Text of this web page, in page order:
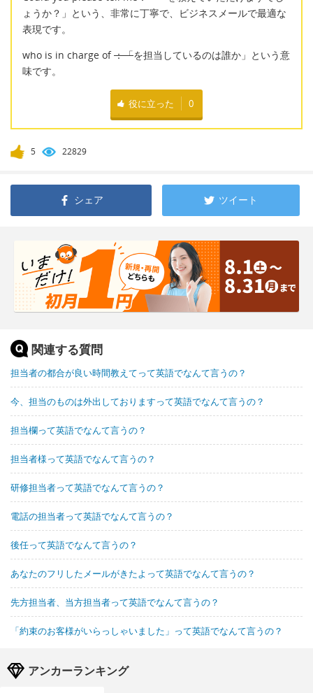
ょうか？」という、非常に丁寧で、ビジネスメールで最適な
表現です。
who is in charge of：「を担当しているのは誰か」という意
味です。
役に立った 0
5 22829
シェア ツイート
関連する質問
担当者の都合が良い時間教えてって英語でなんて言うの？
今、担当のものは外出しておりますって英語でなんて言うの？
担当欄って英語でなんて言うの？
担当者様って英語でなんて言うの？
研修担当者って英語でなんて言うの？
電話の担当者って英語でなんて言うの？
後任って英語でなんて言うの？
あなたのフリしたメールがきたよって英語でなんて言うの？
先方担当者、当方担当者って英語でなんて言うの？
「約束のお客様がいらっしゃいました」って英語でなんて言うの？
アンカーランキング